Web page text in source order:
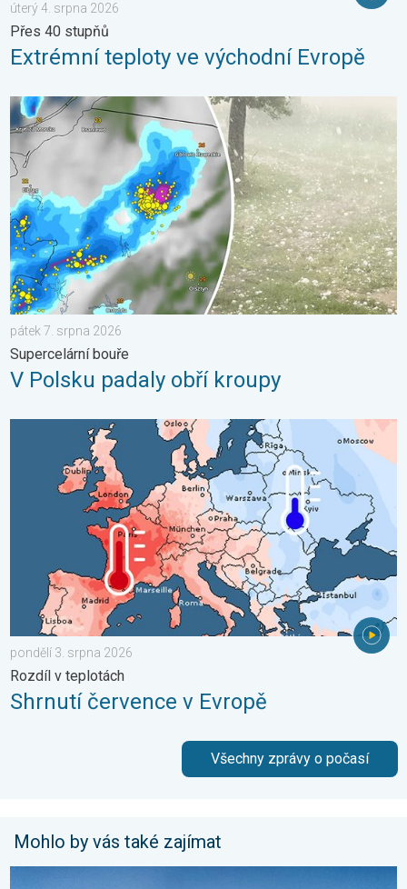
úterý 4. srpna 2026
Přes 40 stupňů
Extrémní teploty ve východní Evropě
V Polsku padaly obří kroupy. Supercelární bouře. . . pátek 7.
pátek 7. srpna 2026
Supercelární bouře
V Polsku padaly obří kroupy
Shrnutí července v Evropě. Rozdíl v teplotách. . . pondělí 3.
pondělí 3. srpna 2026
Rozdíl v teplotách
Shrnutí července v Evropě
Všechny zprávy o počasí
Mohlo by vás také zajímat